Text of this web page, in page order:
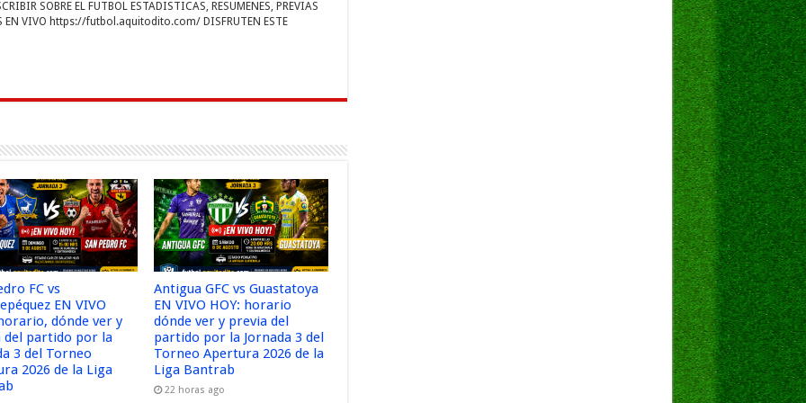
r
SOBRE EL FUTBOL ESTADISTICAS, RESUMENES, PREVIAS
EN VIVO https://futbol.aquitodito.com/ DISFRUTEN ESTE
FC vs
EN VIVO
dónde ver y
del partido por la
3 del Torneo
2026 de la Liga
Antigua GFC vs Guastatoya
EN VIVO HOY: horario
dónde ver y previa del
partido por la Jornada 3 del
Torneo Apertura 2026 de la
Liga Bantrab
22 horas ago